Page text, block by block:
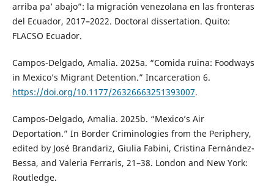
arriba pa’ abajo”: la migración venezolana en las fronteras
del Ecuador, 2017–2022. Doctoral dissertation. Quito:
FLACSO Ecuador.
Campos-Delgado, Amalia. 2025a. “Comida ruina: Foodways
in Mexico’s Migrant Detention.” Incarceration 6.
https://doi.org/10.1177/26326663251393007.
Campos-Delgado, Amalia. 2025b. “Mexico’s Air
Deportation.” In Border Criminologies from the Periphery,
edited by José Brandariz, Giulia Fabini, Cristina Fernández-
Bessa, and Valeria Ferraris, 21–38. London and New York:
Routledge.